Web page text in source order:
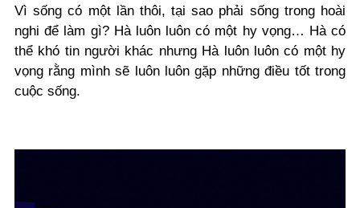
Vì sống có một lần thôi, tại sao phải sống trong hoài
nghi để làm gì? Hà luôn luôn có một hy vọng… Hà có
thể khó tin người khác nhưng Hà luôn luôn có một hy
vọng rằng mình sẽ luôn luôn gặp những điều tốt trong
cuộc sống.